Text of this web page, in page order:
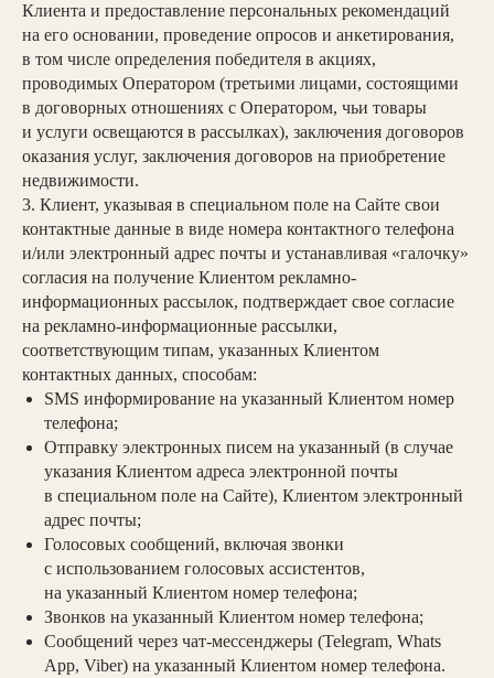
Клиента и предоставление персональных рекомендаций
на его основании, проведение опросов и анкетирования,
в том числе определения победителя в акциях,
проводимых Оператором (третьими лицами, состоящими
в договорных отношениях с Оператором, чьи товары
и услуги освещаются в рассылках), заключения договоров
оказания услуг, заключения договоров на приобретение
недвижимости.
3. Клиент, указывая в специальном поле на Сайте свои
контактные данные в виде номера контактного телефона
и/или электронный адрес почты и устанавливая «галочку»
согласия на получение Клиентом рекламно-
информационных рассылок, подтверждает свое согласие
на рекламно-информационные рассылки,
соответствующим типам, указанных Клиентом
контактных данных, способам:
SMS информирование на указанный Клиентом номер
телефона;
Отправку электронных писем на указанный (в случае
указания Клиентом адреса электронной почты
в специальном поле на Сайте), Клиентом электронный
адрес почты;
Голосовых сообщений, включая звонки
с использованием голосовых ассистентов,
на указанный Клиентом номер телефона;
Звонков на указанный Клиентом номер телефона;
Сообщений через чат-мессенджеры (Telegram, Whats
App, Viber) на указанный Клиентом номер телефона.